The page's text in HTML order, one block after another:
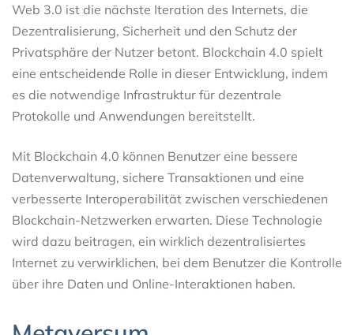
Web 3.0 ist die nächste Iteration des Internets, die
Dezentralisierung, Sicherheit und den Schutz der
Privatsphäre der Nutzer betont. Blockchain 4.0 spielt
eine entscheidende Rolle in dieser Entwicklung, indem
es die notwendige Infrastruktur für dezentrale
Protokolle und Anwendungen bereitstellt.
Mit Blockchain 4.0 können Benutzer eine bessere
Datenverwaltung, sichere Transaktionen und eine
verbesserte Interoperabilität zwischen verschiedenen
Blockchain-Netzwerken erwarten. Diese Technologie
wird dazu beitragen, ein wirklich dezentralisiertes
Internet zu verwirklichen, bei dem Benutzer die Kontrolle
über ihre Daten und Online-Interaktionen haben.